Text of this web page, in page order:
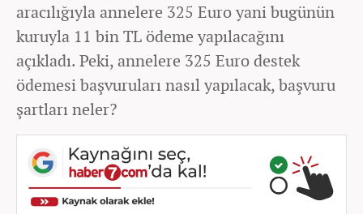
aracılığıyla annelere 325 Euro yani bugünün
kuruyla 11 bin TL ödeme yapılacağını
açıkladı. Peki, annelere 325 Euro destek
ödemesi başvuruları nasıl yapılacak, başvuru
şartları neler?